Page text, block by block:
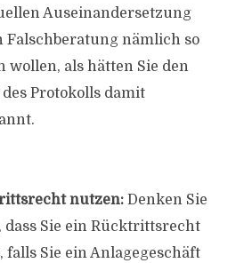
Auseinandersetzung
Falschberatung nämlich so
wollen, als hätten Sie den
Protokolls damit
nutzen:Denken Sie
dass Sie ein Rücktrittsrecht
falls Sie ein Anlagegeschäft